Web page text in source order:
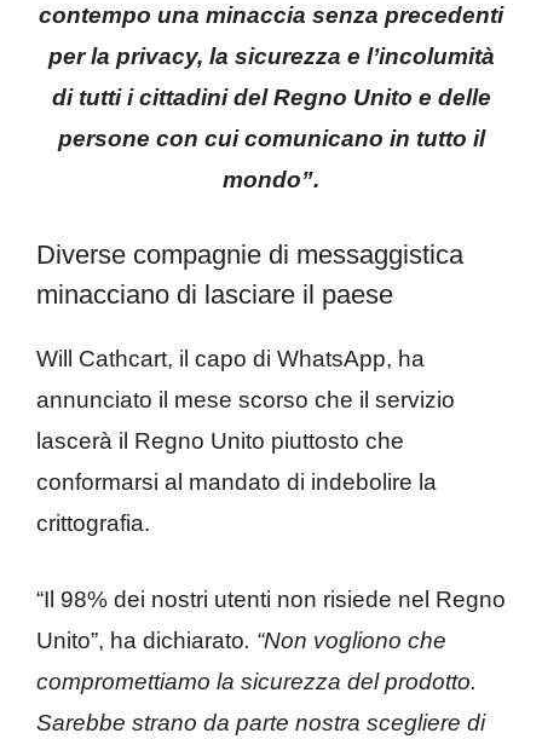
contempo una minaccia senza precedenti
per la privacy, la sicurezza e l’incolumità
di tutti i cittadini del Regno Unito e delle
persone con cui comunicano in tutto il
mondo”.
Diverse compagnie di messaggistica
minacciano di lasciare il paese
Will Cathcart, il capo di WhatsApp, ha
annunciato il mese scorso che il servizio
lascerà il Regno Unito piuttosto che
conformarsi al mandato di indebolire la
crittografia.
“Il 98% dei nostri utenti non risiede nel Regno
Unito”, ha dichiarato. “Non vogliono che
compromettiamo la sicurezza del prodotto.
Sarebbe strano da parte nostra scegliere di